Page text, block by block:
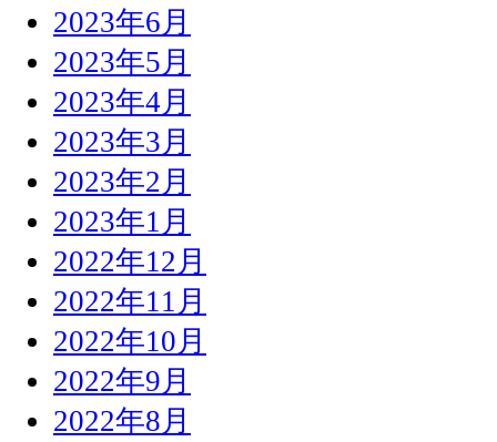
2023年6月
2023年5月
2023年4月
2023年3月
2023年2月
2023年1月
2022年12月
2022年11月
2022年10月
2022年9月
2022年8月